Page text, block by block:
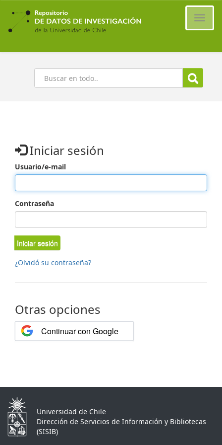
Ir
contenido
principal
Buscar
Iniciar sesión
Usuario/e-mail
Contraseña
Iniciar sesión
¿Olvidó su contraseña?
Otras opciones
Continuar con Google
Universidad de Chile
Dirección de Servicios de Información y Bibliotecas
(SISIB)